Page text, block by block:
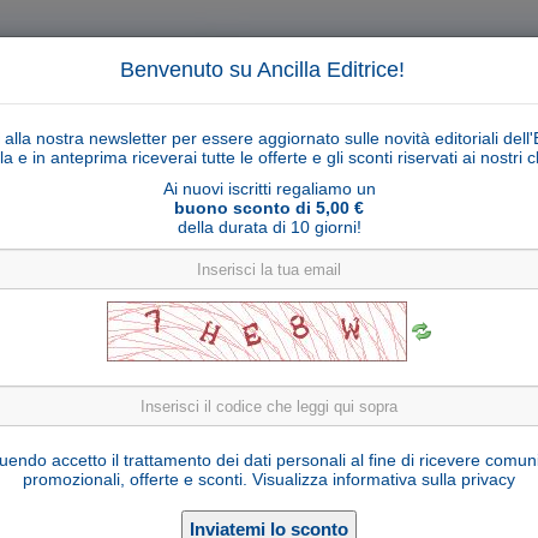
Benvenuto su Ancilla Editrice!
alla nostra newsletter per essere aggiornato sulle novità editoriali
e in anteprima riceverai tutte le offerte e gli sconti riservati ai nostri
Ai nuovi iscritti regaliamo un
buono sconto di 5,00 €
della durata di 10 giorni!
accetto il trattamento dei dati personali al fine di ricevere
promozionali, offerte e sconti. Visualizza informativa sulla privacy
Cerca
Collane libri
Articoli religiosi
in un mondo così? Elementi di Teologia
per educatori
Linda Pocher